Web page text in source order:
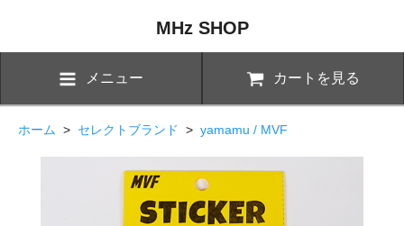
MHz SHOP
メニュー カートを見る
ホーム > セレクトブランド > yamamu / MVF